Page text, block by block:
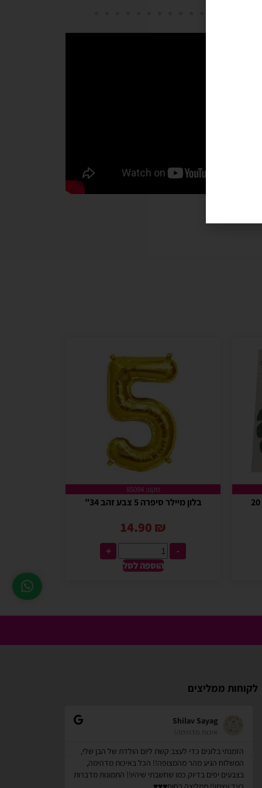
מקט: 85094
בלון מיילר סיפרה 5 צבע זהב 34"
14.90 ₪
-
+
הוספה לסל
לקוחות ממליצים
Shilav Sayag
איכות מדהימה!
הזמנתי בלונים כדי לעצב קשת ליום הולדת של הבן שלי,
המשלוח הגיע מהר מהמצופה!! הכל באיכות מדהימה,
בצבעים יפים בדיוק כמו שחשבתי שיהיו!! התמונות מדברות